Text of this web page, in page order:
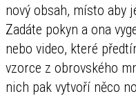
nový obsah, místo aby
Zadáte pokyn a ona
nebo video, které
vzorce z obrovského
nich pak vytvoří něco